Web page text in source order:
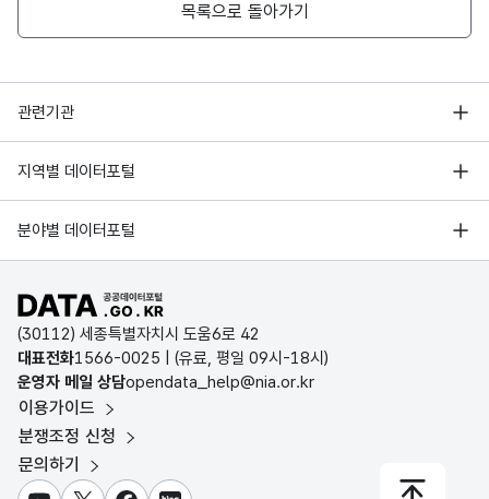
목록으로 돌아가기
관련기관
행정안전부
한국지능정보사회진흥원
국가정보자원관리원
지역별 데이터포털
서울 열린데이터광장
경기데이터드림
D-데이터허브
인천데이터포털
울산광역시 데이터포털
전남광주통합특별시 빅데이터 플랫폼
대전광역시 데이터포털
세종특별자치시 데이터포털
분야별 데이터포털
기상자료개방포털
국토교통부 공간정보오픈플랫폼
환경부 환경데이터포털
문화데이터광장
농림축산식품 공공데이터포털
보건의료빅데이터개방시스템
식품의약품안전처 데이터포털
공공데이터포털 바로가기
(30112) 세종특별자치시 도움6로 42
대표전화1566-0025 | (유료, 평일 09시-18시)
운영자 메일 상담opendata_help@nia.or.kr
이용가이드
분쟁조정 신청
문의하기